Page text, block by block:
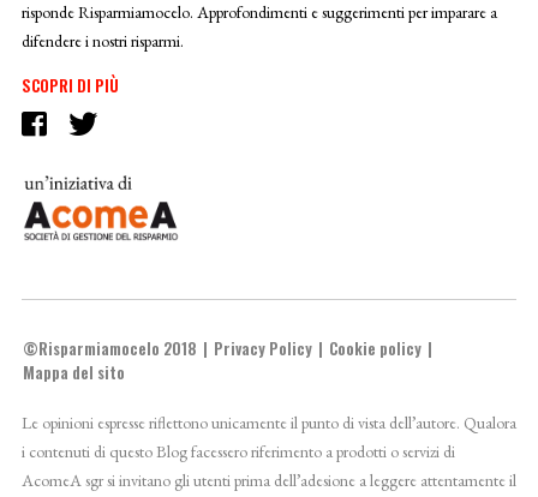
risponde Risparmiamocelo. Approfondimenti e suggerimenti per imparare a
difendere i nostri risparmi.
SCOPRI DI PIÙ
©Risparmiamocelo 2018 Privacy Policy
Cookie policy
Mappa del sito
Le opinioni espresse riflettono unicamente il punto di vista dell’autore. Qualora
i contenuti di questo Blog facessero riferimento a prodotti o servizi di
AcomeA sgr si invitano gli utenti prima dell’adesione a leggere attentamente il